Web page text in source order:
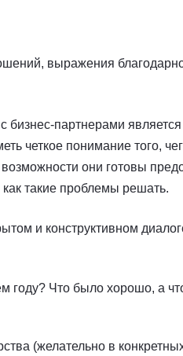
выражения
партнерами
четкое понимание того,
они готовы
такие проблемы решать.
и конструктивном
году? Что было хорошо, а
(желательно в